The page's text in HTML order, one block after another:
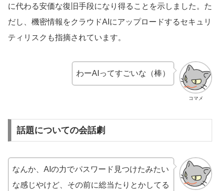
に代わる安価な復旧手段になり得ることを示しました。た
だし、機密情報をクラウドAIにアップロードするセキュリ
ティリスクも指摘されています。
コマメ
わーAIってすごいな（棒）
話題についての会話劇
なんか、AIの力でパスワード見つけたみたい
な感じやけど、その前に総当たりとかしてる